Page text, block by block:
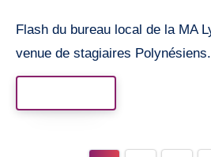
Flash du bureau local de la MA Lyon-Corbas suite à la
venue de stagiaires Polynésiens.